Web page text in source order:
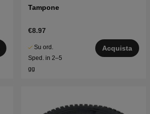
Tampone
€8.97
Su ord.
Sped. in 2–5
gg
Acquista